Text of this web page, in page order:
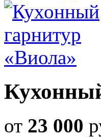
от 23 000